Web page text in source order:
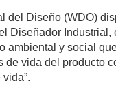
del Diseño (WDO)
Diseñador
ambiental y social
de vida del producto